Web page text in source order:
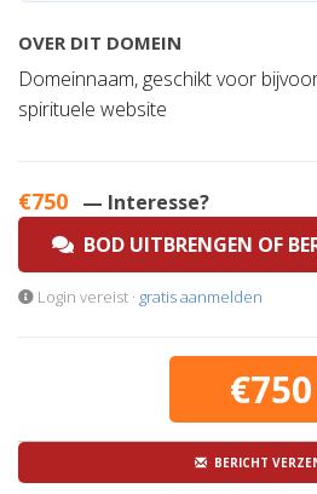
OVER DIT DOMEIN
Domeinnaam, geschikt voor
spirituele website
€750 — Interesse?
BOD UITBRENGEN OF
Login vereist · gratis aanmelden
€750
BERICHT